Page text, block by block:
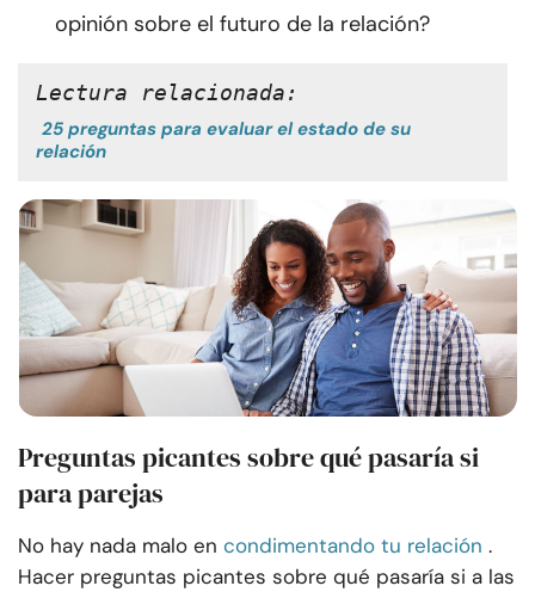
opinión sobre el futuro de la relación?
Lectura relacionada:
25 preguntas para evaluar el estado de su
relación
Preguntas picantes sobre qué pasaría si
para parejas
No hay nada malo en condimentando tu relación .
Hacer preguntas picantes sobre qué pasaría si a las